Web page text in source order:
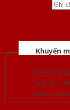
Khuyến
Quà tặng
Giảm trực
Nhiều ưu